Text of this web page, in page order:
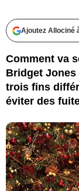
Ajoutez Allociné
Comment va
Bridget
trois fins
éviter des